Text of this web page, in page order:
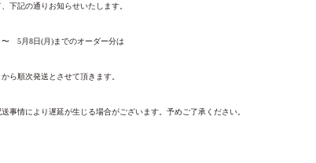
下記の通りお知らせいたします。
〜 5月8日(月)までのオーダー分は
ら順次発送とさせて頂きます。
事情により遅延が生じる場合がございます。予めご了承ください。